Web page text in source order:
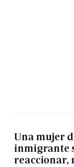
Una mujer
inmigrante
reaccionar,